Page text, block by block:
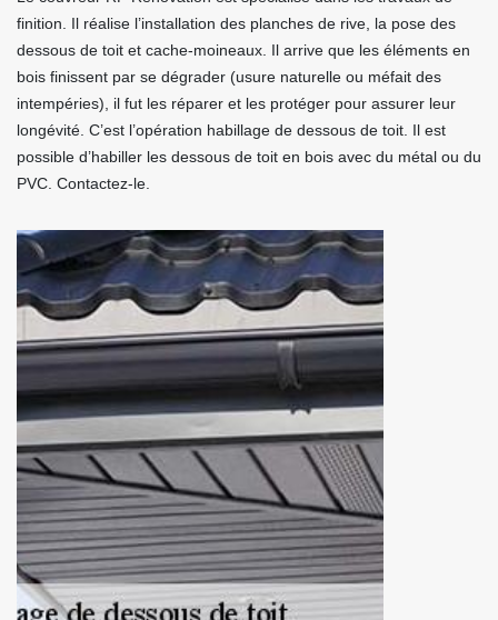
finition. Il réalise l’installation des planches de rive, la pose des
dessous de toit et cache-moineaux. Il arrive que les éléments en
bois finissent par se dégrader (usure naturelle ou méfait des
intempéries), il fut les réparer et les protéger pour assurer leur
longévité. C’est l’opération habillage de dessous de toit. Il est
possible d’habiller les dessous de toit en bois avec du métal ou du
PVC. Contactez-le.